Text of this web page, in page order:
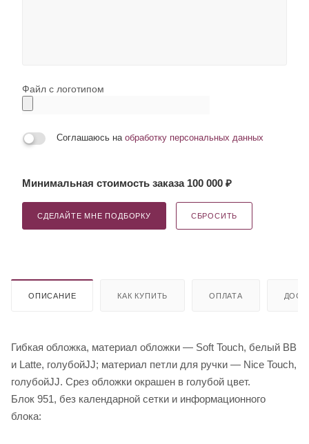
Файл с логотипом
Соглашаюсь на обработку персональных данных
Минимальная стоимость заказа 100 000 ₽
СДЕЛАЙТЕ МНЕ ПОДБОРКУ СБРОСИТЬ
ОПИСАНИЕ КАК КУПИТЬ ОПЛАТА
Гибкая обложка, материал обложки — Soft Touch, белый BB
и Latte, голубойJJ; материал петли для ручки — Nice Touch,
голубойJJ. Срез обложки окрашен в голубой цвет.
Блок 951, без календарной сетки и информационного
блока: